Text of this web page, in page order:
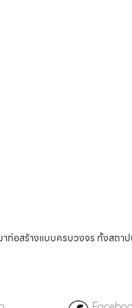
ก่อสร้างแบบครบวงจร ทั้งสถ